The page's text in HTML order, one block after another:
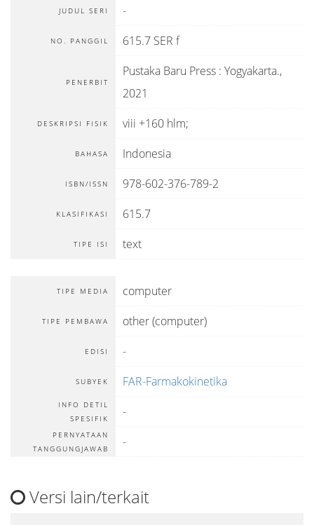
JUDUL SERI -
NO. PANGGIL 615.7 SER f
PENERBIT
Pustaka Baru Press : Yogyakarta.,
2021
DESKRIPSI FISIK viii +160 hlm;
BAHASA Indonesia
ISBN/ISSN 978-602-376-789-2
KLASIFIKASI 615.7
TIPE ISI text
TIPE MEDIA computer
TIPE PEMBAWA other (computer)
EDISI -
SUBYEK FAR-Farmakokinetika
INFO DETIL
SPESIFIK
-
PERNYATAAN
TANGGUNGJAWAB
-
Versi lain/terkait